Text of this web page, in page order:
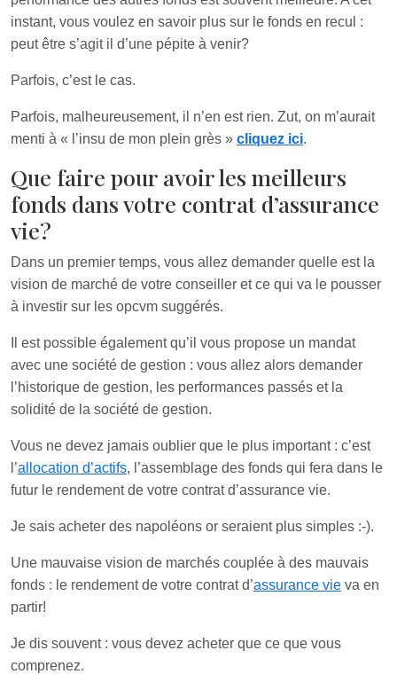
instant, vous voulez en savoir plus sur le fonds en recul :
peut être s’agit il d’une pépite à venir?
Parfois, c’est le cas.
Parfois, malheureusement, il n’en est rien. Zut, on m’aurait
menti à « l’insu de mon plein grès » cliquez ici.
Que faire pour avoir les meilleurs
fonds dans votre contrat d’assurance
vie?
Dans un premier temps, vous allez demander quelle est la
vision de marché de votre conseiller et ce qui va le pousser
à investir sur les opcvm suggérés.
Il est possible également qu’il vous propose un mandat
avec une société de gestion : vous allez alors demander
l’historique de gestion, les performances passés et la
solidité de la société de gestion.
Vous ne devez jamais oublier que le plus important : c’est
l’allocation d’actifs, l’assemblage des fonds qui fera dans le
futur le rendement de votre contrat d’assurance vie.
Je sais acheter des napoléons or seraient plus simples :-).
Une mauvaise vision de marchés couplée à des mauvais
fonds : le rendement de votre contrat d’assurance vie va en
partir!
Je dis souvent : vous devez acheter que ce que vous
comprenez.